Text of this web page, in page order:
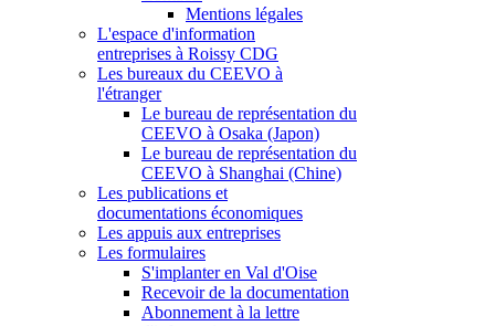
Mentions légales
L'espace d'information
entreprises à Roissy CDG
Les bureaux du CEEVO à
l'étranger
Le bureau de représentation du
CEEVO à Osaka (Japon)
Le bureau de représentation du
CEEVO à Shanghai (Chine)
Les publications et
documentations économiques
Les appuis aux entreprises
Les formulaires
S'implanter en Val d'Oise
Recevoir de la documentation
Abonnement à la lettre